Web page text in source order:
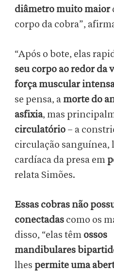
diâmetro muito maior
corpo da cobra”,
“Após o bote, elas
seu corpo ao redor da
força muscular
se pensa, a morte do
asfixia, mas
circulatório – a
circulação sanguínea,
cardíaca da presa em
relata Simões.
Essas cobras não
conectadas como os
disso, “elas têm ossos
mandibulares
lhes permite uma